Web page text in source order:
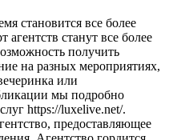
становится все более
агентств станут все более
получить
на разных мероприятиях,
или
мы подробно
https://luxelive.net/.
предоставляющее